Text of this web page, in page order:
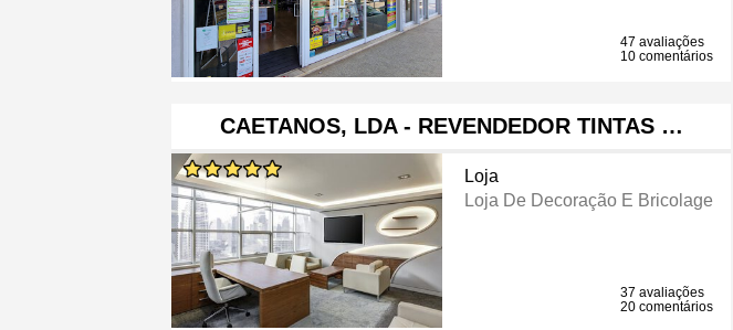
47 avaliações
10 comentários
CAETANOS, LDA - REVENDEDOR TINTAS …
Loja
Loja De Decoração E Bricolage
37 avaliações
20 comentários